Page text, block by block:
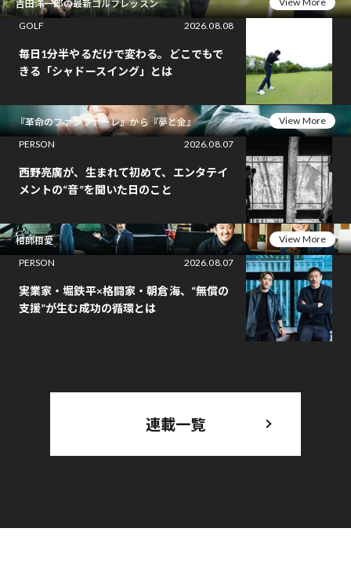
吉田洋一郎の最新ゴルフレッスン
GOLF
2026.08.08
毎日1分半やるだけで変わる。どこでもで
きる「シャドースイング」とは
『革命のファンファーレ』から『夢と金』
View More
PERSON
2026.08.07
西野亮廣が、生まれて初めて、エンタテイ
メントの“音”を聞いた日のこと
相師相愛
View More
PERSON
2026.08.07
実業家・堀鉄平×格闘家・朝倉海、“無償の
支援”が生む成功の循環とは
連載一覧